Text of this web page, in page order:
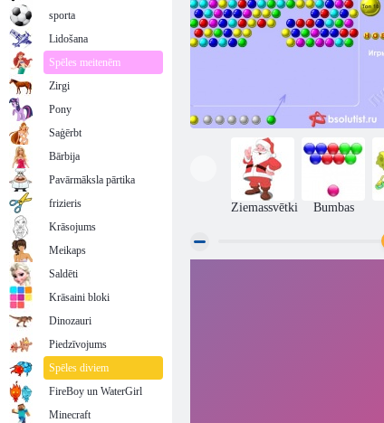
Ziemassvētki Bumbas
sporta
Lidošana
Spēles meitenēm
Zirgi
Pony
Saģērbt
Bārbija
Pavārmāksla pārtika
frizieris
Krāsojums
Meikaps
Saldēti
Krāsaini bloki
Dinozauri
Piedzīvojums
Spēles diviem
FireBoy un WaterGirl
Minecraft